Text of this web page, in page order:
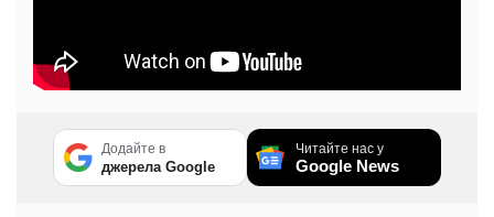
Додайте в
джерела Google
Читайте нас у
Google News